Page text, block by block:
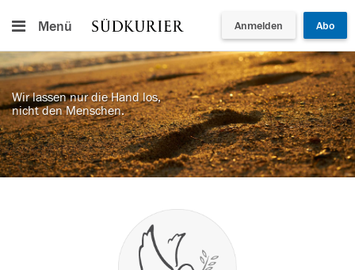
Menü Anmelden Abo
Wir lassen nur die Hand los,
nicht den Menschen.